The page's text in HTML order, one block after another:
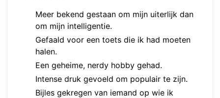
Meer bekend gestaan om mijn uiterlijk dan
om mijn intelligentie.
Gefaald voor een toets die ik had moeten
halen.
Een geheime, nerdy hobby gehad.
Intense druk gevoeld om populair te zijn.
Bijles gekregen van iemand op wie ik